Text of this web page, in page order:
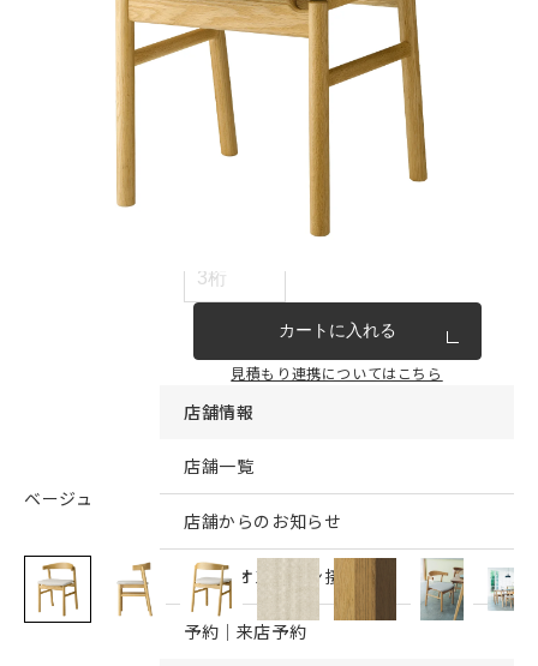
家具シリーズ一覧
新商品
アウトレット商品
カートに入れる
見積もり連携についてはこちら
店舗情報
店舗一覧
店舗からのお知らせ
予約｜オンライン接客予約
予約｜来店予約
ベージュ